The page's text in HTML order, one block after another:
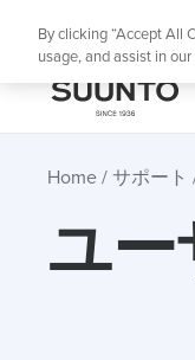
SUUNTO
Home サポート
ユー
By clicking “Accept All
usage, and assist in